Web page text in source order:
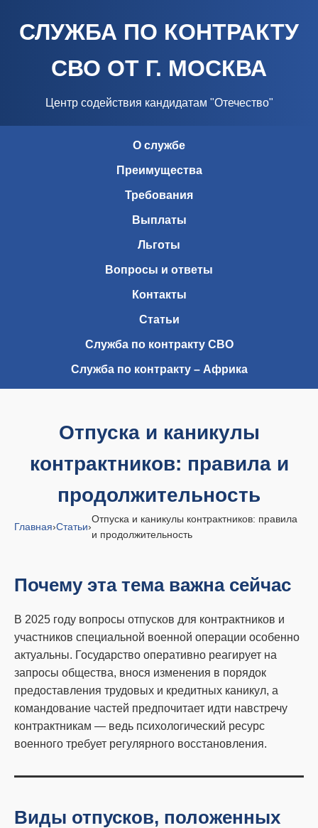
СЛУЖБА ПО КОНТРАКТУ
СВО ОТ Г. МОСКВА
Центр содействия кандидатам "Отечество"
О службе
Преимущества
Требования
Выплаты
Льготы
Вопросы и ответы
Контакты
Статьи
Служба по контракту СВО
Служба по контракту – Африка
Отпуска и каникулы
контрактников: правила и
продолжительность
Главная›Статьи›
Отпуска и каникулы контрактников: правила
и продолжительность
Почему эта тема важна сейчас
В 2025 году вопросы отпусков для контрактников и
участников специальной военной операции особенно
актуальны. Государство оперативно реагирует на
запросы общества, внося изменения в порядок
предоставления трудовых и кредитных каникул, а
командование частей предпочитает идти навстречу
контрактникам — ведь психологический ресурс
военного требует регулярного восстановления.
Виды отпусков, положенных